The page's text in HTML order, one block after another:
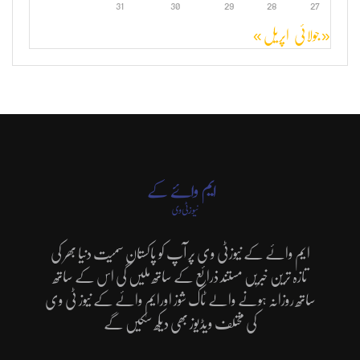
27
28
29
30
31
« جولائی اپریل »
ایم وائے کے نیوزٹی وی پر آپ کو پاکستان سمیت دنیا بھر کی
تازہ ترین خبریں مستند ذرائع کے ساتھ ملیں گی اس کے ساتھ
ساتھ روزانہ ہونے والے ٹاک شوز اورایم وائے کے نیوز ٹی وی
کی مختلف ویڈیوز بھی دیکھ سکیں گے